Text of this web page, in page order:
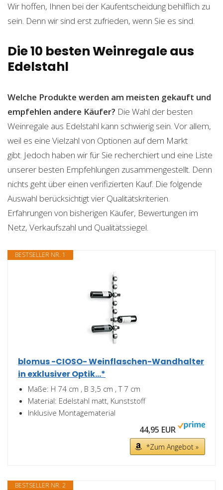
Wir hoffen, Ihnen bei der Kaufentscheidung behilflich zu
sein. Denn wir sind erst zufrieden, wenn Sie es sind.
Die 10 besten Weinregale aus
Edelstahl
Welche Produkte werden am meisten gekauft und
empfehlen andere Käufer? Die Wahl der besten
Weinregale aus Edelstahl kann schwierig sein. Vor allem,
weil es eine Vielzahl von Optionen auf dem Markt
gibt. Jedoch haben wir für Sie recherchiert und eine Liste
unserer besten Empfehlungen zusammengestellt. Denn
nichts geht über einen verifizierten Kauf. Die folgende
Auswahl berücksichtigt vier Qualitätskriterien.
Erfahrungen von bisherigen Käufer, Bewertungen im
Netz, Verkaufszahl und Qualitätssiegel.
BESTSELLER NR. 1
blomus -CIOSO- Weinflaschen-Wandhalter
in exklusiver Optik...*
Maße: H 74 cm , B 3,5 cm , T 7 cm
Material: Edelstahl matt, Kunststoff
Inklusive Montagematerial
44,95 EUR
*Zum Angebot »
BESTSELLER NR. 2